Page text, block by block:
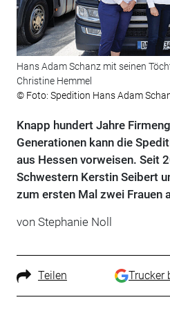
Hans Adam Schanz mit seinen
Christine Hemmel
© Foto: Spedition Hans Adam
Knapp hundert Jahre
Generationen kann die
aus Hessen vorweisen. Seit
Schwestern Kerstin Seibert
zum ersten Mal zwei Frauen
von Stephanie Noll
Teilen Trucker